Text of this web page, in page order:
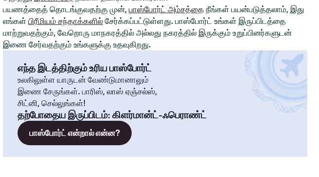
பயணத்தைத் தொடங்குவதற்கு முன், பாஸ்போர்ட் அம்சத்தை நீங்கள் பயன்படுத்தலாம், இது
எங்கள் பிரீமியம் சந்தாக்களில் சேர்க்கப்பட்டுள்ளது. பாஸ்போர்ட் உங்கள் இருப்பிடத்தை
மாற்றுவதற்கும், வேறொரு மாநகரத்தில் அல்லது நகரத்தில் இருக்கும் உறுப்பினர்களுடன்
இணை சேர்வதற்கும் உங்களுக்கு உதவுகிறது.
எந்த இடத்திற்கும் உரிய பாஸ்போர்ட்
உலகிலுள்ள யாருடன் வேண்டுமானாலும்
இணை சேருங்கள். பாரிஸ், லாஸ் ஏஞ்சல்ஸ்,
சிட்னி, செல்லுங்கள்!
தற்போதைய இருப்பிடம்: கிளர்மான்ட்-ஃபெராண்ட்
பாஸ்போர்ட் என்றால் என்ன?